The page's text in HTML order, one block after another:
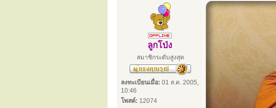
ลูกโป่ง
สมาชิกระดับสูงสุด
ลงทะเบียนเมื่อ: 01 ส.ค. 2005,
10:46
โพสต์: 12074